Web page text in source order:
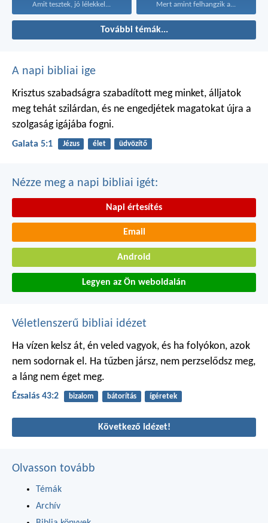
Amit tesztek, jó lélekkel... Mert amint felhangzik a...
További témák...
A napi bibliai ige
Krisztus szabadságra szabadított meg minket, álljatok
meg tehát szilárdan, és ne engedjétek magatokat újra a
szolgaság igájába fogni.
Galata 5:1 Jézus élet üdvözítő
Nézze meg a napi bibliai igét:
Napi értesítés
Email
Android
Legyen az Ön weboldalán
Véletlenszerű bibliai idézet
Ha vízen kelsz át, én veled vagyok, és ha folyókon, azok
nem sodornak el. Ha tűzben jársz, nem perzselődsz meg,
a láng nem éget meg.
Ézsaiás 43:2 bizalom bátorítás ígéretek
Következő idézet!
Olvasson tovább
Témák
Archív